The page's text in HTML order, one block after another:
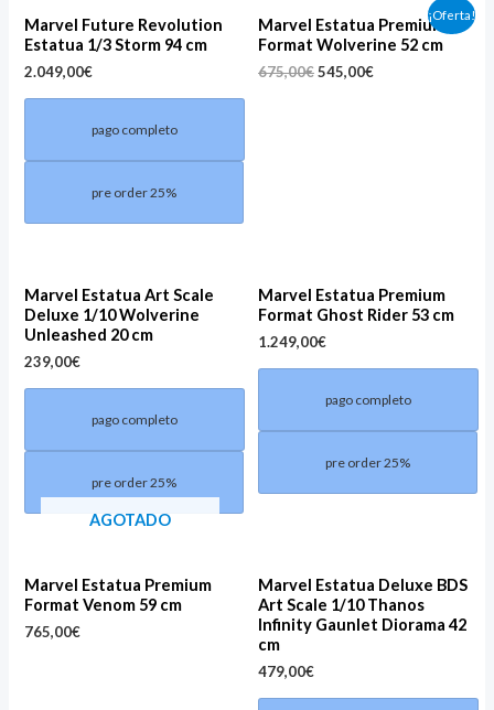
Marvel Future Revolution
Estatua 1/3 Storm 94 cm
2.049,00€
pago completo
pre order 25%
¡Oferta!
Marvel Estatua Premium
Format Wolverine 52 cm
675,00€
price
was:
675,00€.
545,00€
Current
price
is:
545,00€.
Marvel Estatua Art Scale
Deluxe 1/10 Wolverine
Unleashed 20 cm
239,00€
pago completo
pre order 25%
Marvel Estatua Premium
Format Ghost Rider 53 cm
1.249,00€
pago completo
pre order 25%
AGOTADO
Marvel Estatua Premium
Format Venom 59 cm
765,00€
Marvel Estatua Deluxe BDS
Art Scale 1/10 Thanos
Infinity Gaunlet Diorama 42
cm
479,00€